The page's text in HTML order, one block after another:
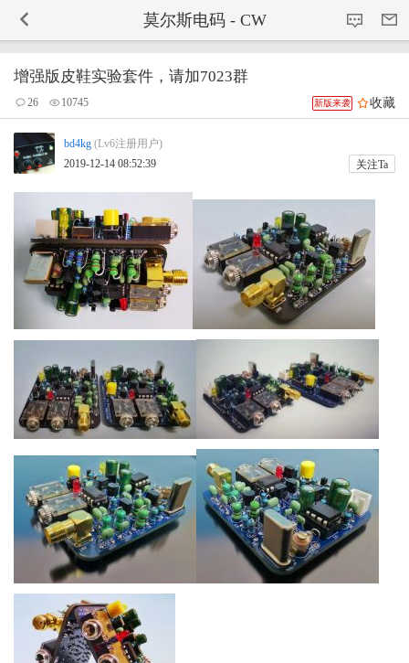
莫尔斯电码 - CW
增强版皮鞋实验套件，请加7023群
26 10745 新版来袭 收藏
bd4kg (Lv6注册用户)
2019-12-14 08:52:39
关注Ta